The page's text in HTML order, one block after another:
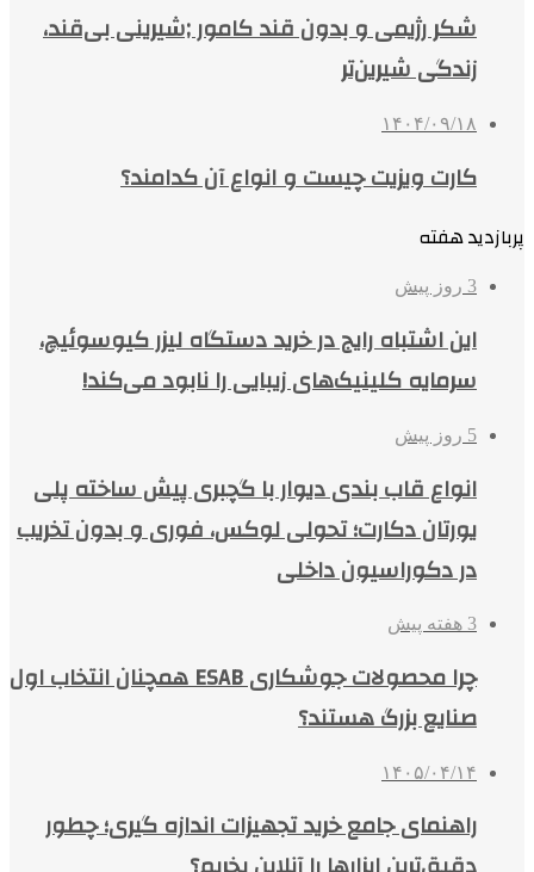
شکر رژیمی و بدون قند کامور ;شیرینی بی‌قند،
زندگی شیرین‌تر
۱۴۰۴/۰۹/۱۸
کارت ویزیت چیست و انواع آن کدامند؟
پربازدید هفته
3 روز پیش
این اشتباه رایج در خرید دستگاه لیزر کیوسوئیچ،
سرمایه کلینیک‌های زیبایی را نابود می‌کند!
5 روز پیش
انواع قاب بندی دیوار با گچبری پیش ساخته پلی
یورتان دکارت؛ تحولی لوکس، فوری و بدون تخریب
در دکوراسیون داخلی
3 هفته پیش
چرا محصولات جوشکاری ESAB همچنان انتخاب اول
صنایع بزرگ هستند؟
۱۴۰۵/۰۴/۱۴
راهنمای جامع خرید تجهیزات اندازه گیری؛ چطور